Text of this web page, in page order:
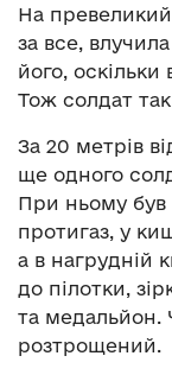
На превеликий
за все,
його,
Тож солдат
За 20 метрів
ще одного
При ньому
протигаз, у
а в нагрудній
до пілотки,
та медальйон.
розтрощений.